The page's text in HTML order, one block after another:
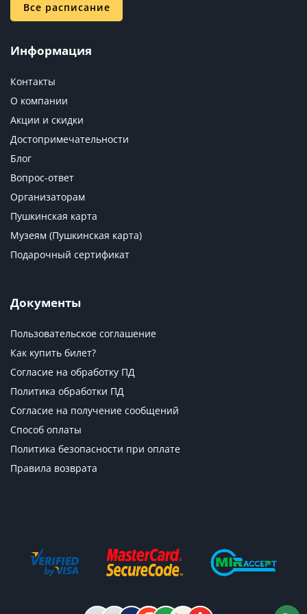
Все расписание
Информация
Контакты
О компании
Акции и скидки
Достопримечательности
Блог
Вопрос-ответ
Организаторам
Пушкинская карта
Музеям (Пушкинская карта)
Подарочный сертификат
Документы
Пользовательское соглашение
Как купить билет?
Согласие на обработку ПД
Политика обработки ПД
Согласие на получение сообщений
Способ оплаты
Политика безопасности при оплате
Правила возврата